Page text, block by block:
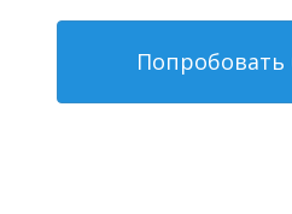
Попробовать